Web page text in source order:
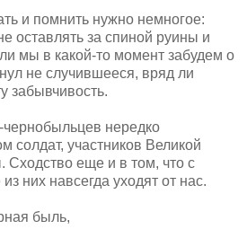
и помнить нужно немногое:
оставлять за спиной руины и
мы в какой-то момент забудем о
не случившееся, вряд ли
забывчивость.
чернобыльцев нередко
солдат, участников Великой
Сходство еще и в том, что с
них навсегда уходят от нас.
быль,